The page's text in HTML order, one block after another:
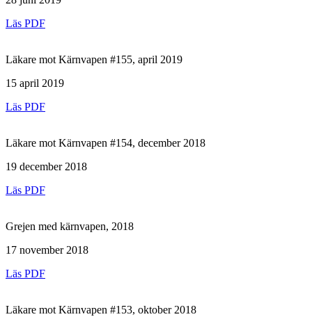
Läs PDF
Läkare mot Kärnvapen #155, april 2019
15 april 2019
Läs PDF
Läkare mot Kärnvapen #154, december 2018
19 december 2018
Läs PDF
Grejen med kärnvapen, 2018
17 november 2018
Läs PDF
Läkare mot Kärnvapen #153, oktober 2018